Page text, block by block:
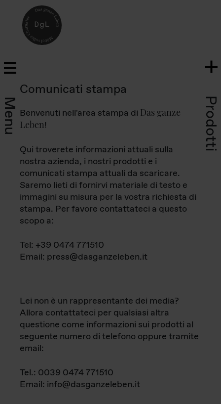
Menu Prodotti
Comunicati stampa
Benvenuti nell'area stampa di Das ganze
Leben!
Qui troverete informazioni attuali sulla
nostra azienda, i nostri prodotti e i
comunicati stampa attuali da scaricare.
Saremo lieti di fornirvi materiale di testo e
immagini su misura per la vostra richiesta di
stampa. Per favore contattateci a questo
scopo a:
Tel: +39 0474 771510
Email: press@dasganzeleben.it
Lei non è un rappresentante dei media?
Allora contattateci per qualsiasi altra
questione come informazioni sui prodotti al
seguente numero di telefono oppure tramite
email:
Tel.: 0039 0474 771510
Email: info@dasganzeleben.it